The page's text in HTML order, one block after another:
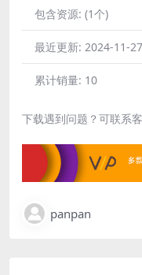
包含资源: (1个)
最近更新: 2024-11-27
累计销量: 10
下载遇到问题？可联系
panpan